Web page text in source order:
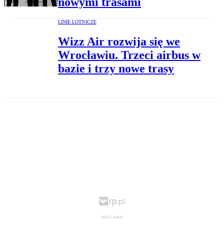
LINIE LOTNICZE
Wizz Air rozwija się we
Wrocławiu. Trzeci airbus w
bazie i trzy nowe trasy